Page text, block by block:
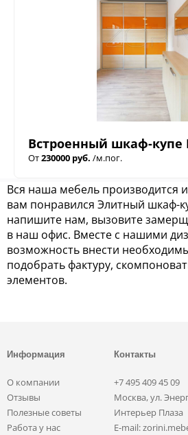
Встроенный шкаф-купе
От230000 руб. /м.пог.
Вся наша мебель производится
вам понравился Элитный шкаф-
напишите нам, вызовите
в наш офис. Вместе с нашими
возможность внести
подобрать фактуру,
элементов.
Информация
О компании
Отзывы
Полезные советы
Работа у нас
Контакты
+7 495 409 45 09
Москва, ул.
Интерьер Плаза
E-mail: